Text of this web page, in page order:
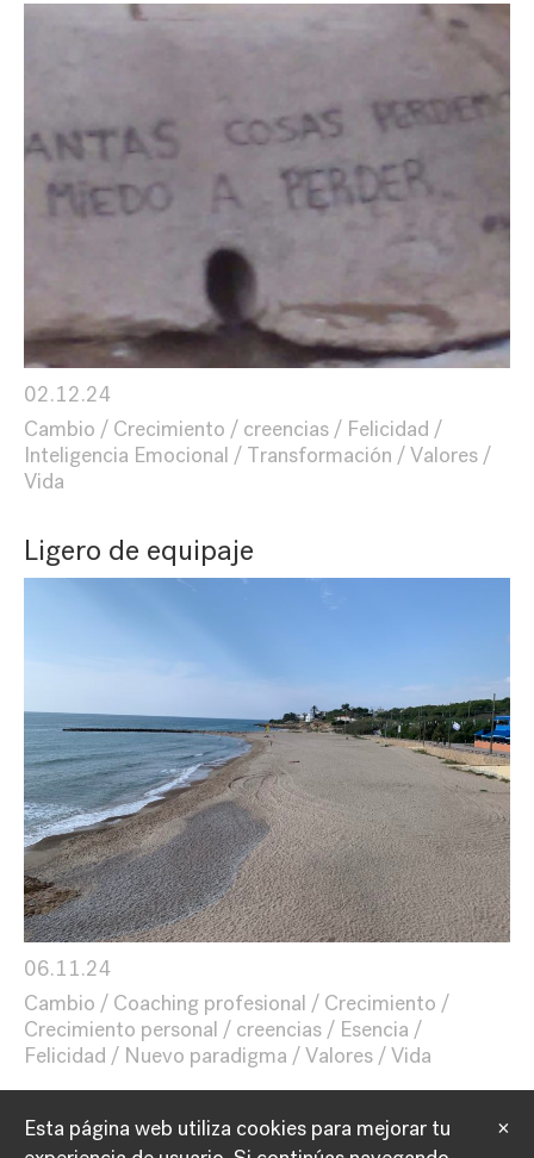
02.12.24
Cambio
Crecimiento creencias
Felicidad
Inteligencia Emocional
Transformación
Valores
Vida
Ligero de equipaje
06.11.24
Cambio
Coaching profesional
Crecimiento
Crecimiento personal
creencias
Esencia
Felicidad
Nuevo paradigma Valores Vida
×
Esta página web utiliza cookies para mejorar tu